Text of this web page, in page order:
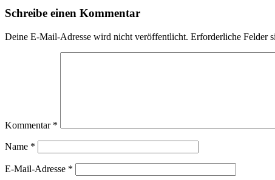
Schreibe einen Kommentar
Deine E-Mail-Adresse wird nicht veröffentlicht. Erforderliche Felder
Kommentar *
Name *
E-Mail-Adresse *